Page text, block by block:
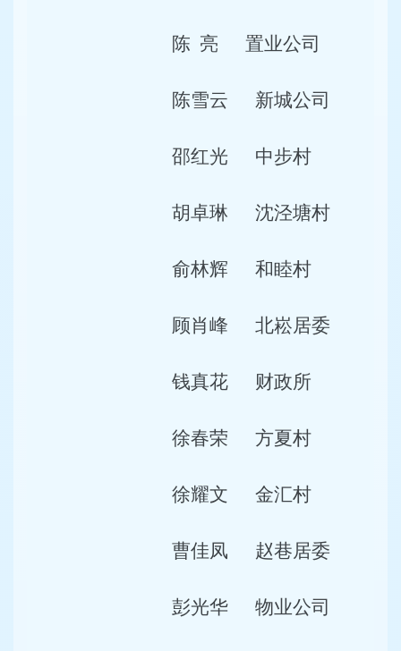
陈 亮 置业公司
陈雪云 新城公司
邵红光 中步村
胡卓琳 沈泾塘村
俞林辉 和睦村
顾肖峰 北崧居委
钱真花 财政所
徐春荣 方夏村
徐耀文 金汇村
曹佳凤 赵巷居委
彭光华 物业公司